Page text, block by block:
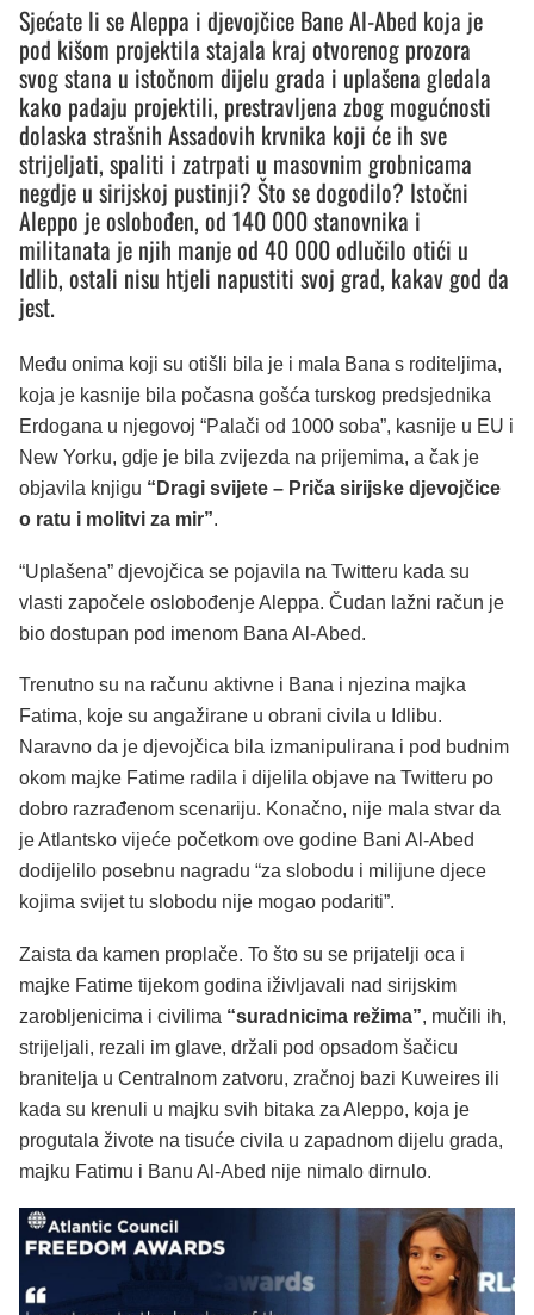
Sjećate li se Aleppa i djevojčice Bane Al-Abed koja je
pod kišom projektila stajala kraj otvorenog prozora
svog stana u istočnom dijelu grada i uplašena gledala
kako padaju projektili, prestravljena zbog mogućnosti
dolaska strašnih Assadovih krvnika koji će ih sve
strijeljati, spaliti i zatrpati u masovnim grobnicama
negdje u sirijskoj pustinji? Što se dogodilo? Istočni
Aleppo je oslobođen, od 140 000 stanovnika i
militanata je njih manje od 40 000 odlučilo otići u
Idlib, ostali nisu htjeli napustiti svoj grad, kakav god da
jest.
Među onima koji su otišli bila je i mala Bana s roditeljima,
koja je kasnije bila počasna gošća turskog predsjednika
Erdogana u njegovoj “Palači od 1000 soba”, kasnije u EU i
New Yorku, gdje je bila zvijezda na prijemima, a čak je
objavila knjigu “Dragi svijete – Priča sirijske djevojčice
o ratu i molitvi za mir”.
“Uplašena” djevojčica se pojavila na Twitteru kada su
vlasti započele oslobođenje Aleppa. Čudan lažni račun je
bio dostupan pod imenom Bana Al-Abed.
Trenutno su na računu aktivne i Bana i njezina majka
Fatima, koje su angažirane u obrani civila u Idlibu.
Naravno da je djevojčica bila izmanipulirana i pod budnim
okom majke Fatime radila i dijelila objave na Twitteru po
dobro razrađenom scenariju. Konačno, nije mala stvar da
je Atlantsko vijeće početkom ove godine Bani Al-Abed
dodijelilo posebnu nagradu “za slobodu i milijune djece
kojima svijet tu slobodu nije mogao podariti”.
Zaista da kamen proplače. To što su se prijatelji oca i
majke Fatime tijekom godina iživljavali nad sirijskim
zarobljenicima i civilima “suradnicima režima”, mučili ih,
strijeljali, rezali im glave, držali pod opsadom šačicu
branitelja u Centralnom zatvoru, zračnoj bazi Kuweires ili
kada su krenuli u majku svih bitaka za Aleppo, koja je
progutala živote na tisuće civila u zapadnom dijelu grada,
majku Fatimu i Banu Al-Abed nije nimalo dirnulo.